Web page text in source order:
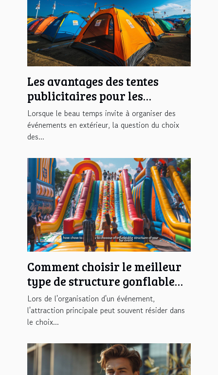
Les avantages des tentes
publicitaires pour les
événements en plein air
Lorsque le beau temps invite à organiser des
événements en extérieur, la question du choix
des...
Comment choisir le meilleur
type de structure gonflable
pour votre événement
Lors de l'organisation d'un événement,
l'attraction principale peut souvent résider dans
le choix...